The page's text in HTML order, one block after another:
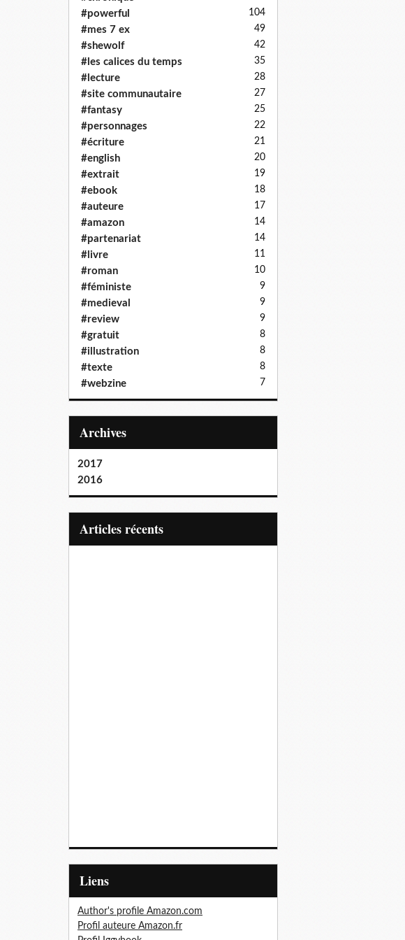
#powerful 104
#mes 7 ex 49
#shewolf 42
#les calices du temps 35
#lecture 28
#site communautaire 27
#fantasy 25
#personnages 22
#écriture 21
#english 20
#extrait 19
#ebook 18
#auteure 17
#amazon 14
#partenariat 14
#livre 11
#roman 10
#féministe 9
#medieval 9
#review 9
#gratuit 8
#illustration 8
#texte 8
#webzine 7
Archives
2017
2016
articles récents
Liens
Author's profile Amazon.com
Profil auteure Amazon.fr